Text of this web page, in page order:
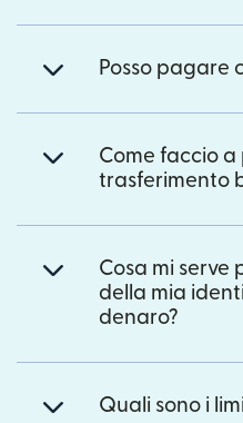
Posso pagare
Come faccio
trasferimento
Cosa mi
della mia
denaro?
Quali sono i